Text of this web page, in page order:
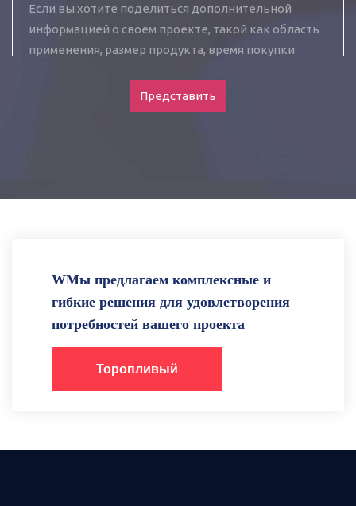
Представить
WМы предлагаем комплексные и
гибкие решения для удовлетворения
потребностей вашего проекта
Торопливый